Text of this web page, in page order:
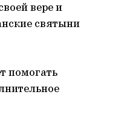
вере и
святыни
помогать